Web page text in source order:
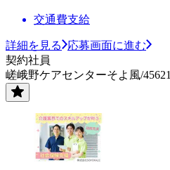
交通費支給
詳細を見る
応募画面に進む
契約社員
嵯峨野ケアセンターそよ風/45621